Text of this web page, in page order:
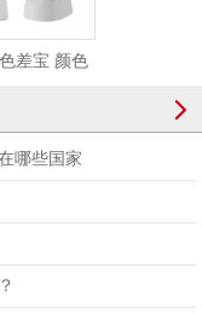
差宝 颜色
式取色器
收放卷等离
哪些国家